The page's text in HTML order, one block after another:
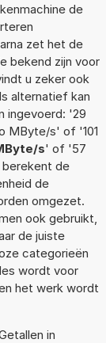
de
zet het de
bekend zijn voor
u zeker ook
alternatief kan
ingevoerd: '29
MByte/s' of '101
s' of '57
de
de
omgezet.
ook gebruikt,
de juiste
categorieën
wordt voor
het werk wordt
in